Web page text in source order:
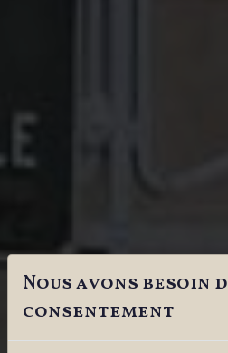
Nous avons besoin
consentement